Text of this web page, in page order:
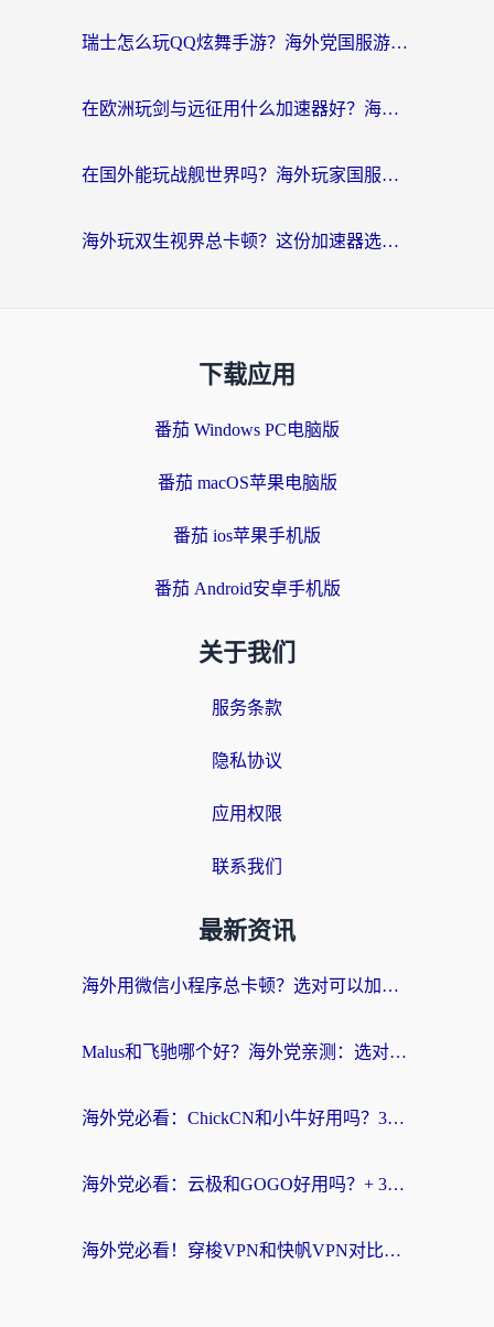
瑞士怎么玩QQ炫舞手游？海外党国服游戏不卡指南（附重生细胞闪耀暖暖优化技巧）
在欧洲玩剑与远征用什么加速器好？海外党亲测有效的国服游戏加速指南
在国外能玩战舰世界吗？海外玩家国服畅玩终极指南（附印尼天使之战赛事攻略）
海外玩双生视界总卡顿？这份加速器选择指南帮你告别延迟（附欧洲流星蝴蝶剑澳门青鸾繁华录优化技巧）
下载应用
番茄 Windows PC电脑版
番茄 macOS苹果电脑版
番茄 ios苹果手机版
番茄 Android安卓手机版
关于我们
服务条款
隐私协议
应用权限
联系我们
最新资讯
海外用微信小程序总卡顿？选对可以加速微信小程序的加速器就够了（含老挝可用&Mac端推荐）
Malus和飞驰哪个好？海外党亲测：选对回国加速器才能无缝刷剧玩国服
海外党必看：ChickCN和小牛好用吗？3招教你选对回国加速器无缝刷国内资源
海外党必看：云极和GOGO好用吗？+ 3步选对回国加速器，流畅看CCTV5海外直播
海外党必看！穿梭VPN和快帆VPN对比哪个回国效果更好？——3款冷门加速器实测+终极选择建议